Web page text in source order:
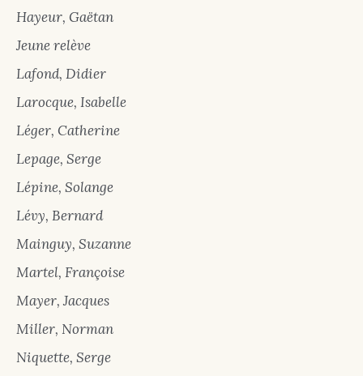
Hayeur, Gaëtan
Jeune relève
Lafond, Didier
Larocque, Isabelle
Léger, Catherine
Lepage, Serge
Lépine, Solange
Lévy, Bernard
Mainguy, Suzanne
Martel, Françoise
Mayer, Jacques
Miller, Norman
Niquette, Serge